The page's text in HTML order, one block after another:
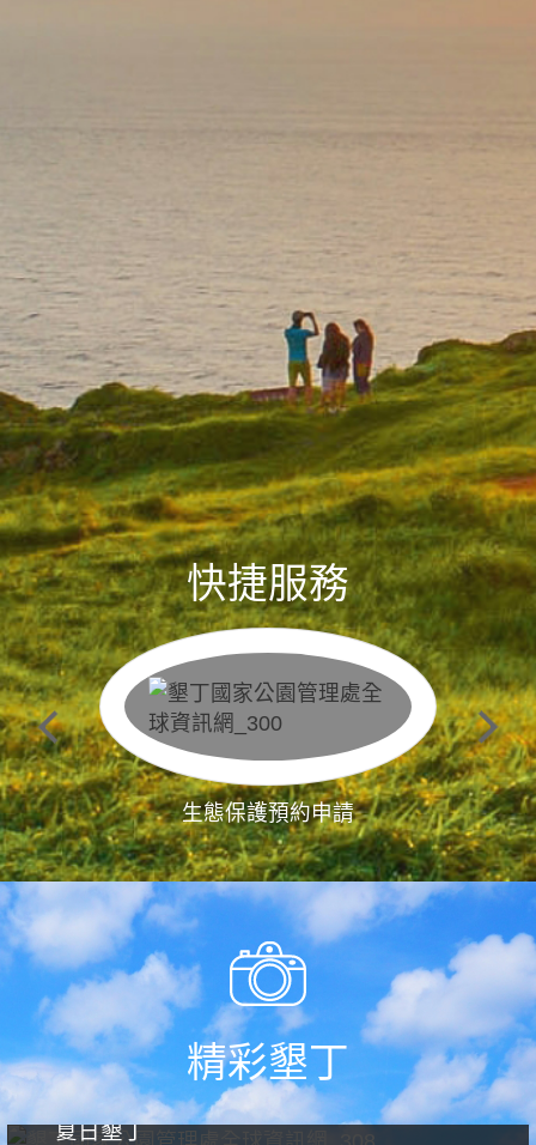
快捷服務
生態保護預約申請
精彩墾丁
夏日墾丁